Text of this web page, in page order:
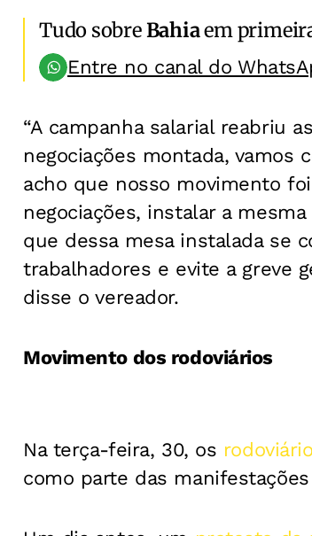
Tudo sobreBahiaem
Entre no canal do
“A campanha salarial reabriu
negociações montada, vamos
acho que nosso movimento
negociações, instalar a
que dessa mesa instalada se
trabalhadores e evite a greve
disse o vereador.
Movimento dos rodoviários
Na terça-feira, 30, os
como parte das